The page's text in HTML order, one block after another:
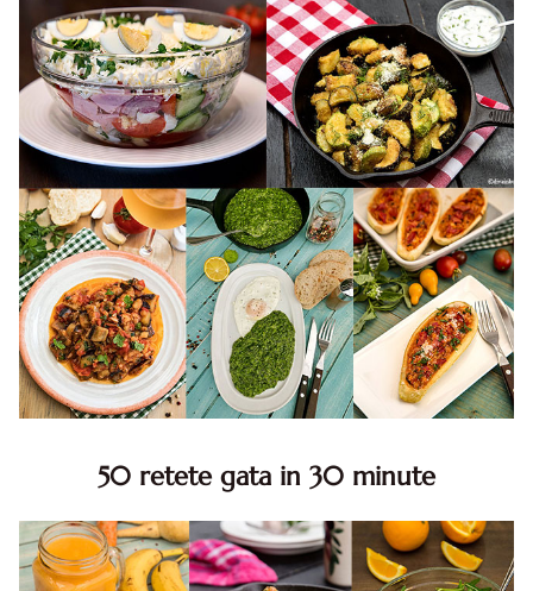
50 retete gata in 30 minute
minute. Retete rapide. Retete rapide de mancare. Idei
retete mancare rapid